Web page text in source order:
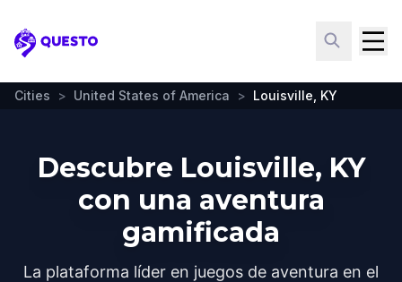
Questo
Cities > United States of America > Louisville, KY
Descubre Louisville, KY
con una aventura
gamificada
La plataforma líder en juegos de aventura en el